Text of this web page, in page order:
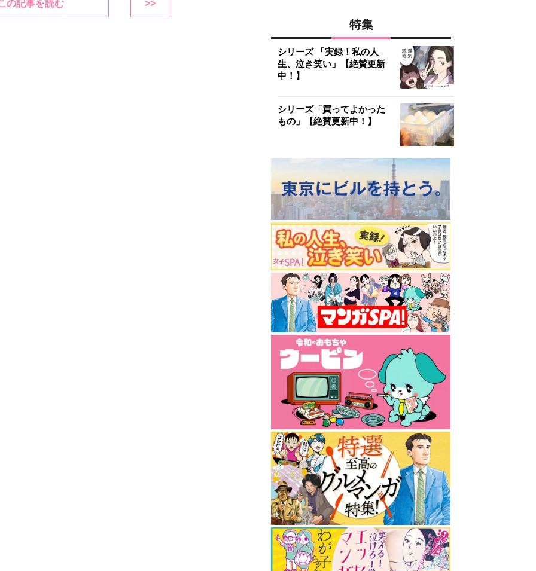
の記事を読む >>
特集
シリーズ 「実録！私の人
生、泣き笑い」【絶賛更新
中！】
シリーズ「買ってよかった
もの」【絶賛更新中！】